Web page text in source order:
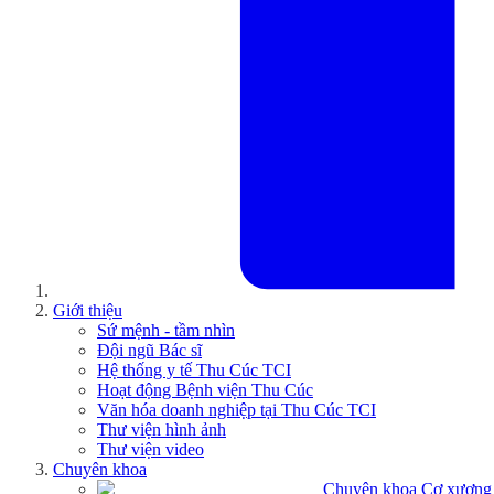
Giới thiệu
Sứ mệnh - tầm nhìn
Đội ngũ Bác sĩ
Hệ thống y tế Thu Cúc TCI
Hoạt động Bệnh viện Thu Cúc
Văn hóa doanh nghiệp tại Thu Cúc TCI
Thư viện hình ảnh
Thư viện video
Chuyên khoa
Chuyên khoa Cơ